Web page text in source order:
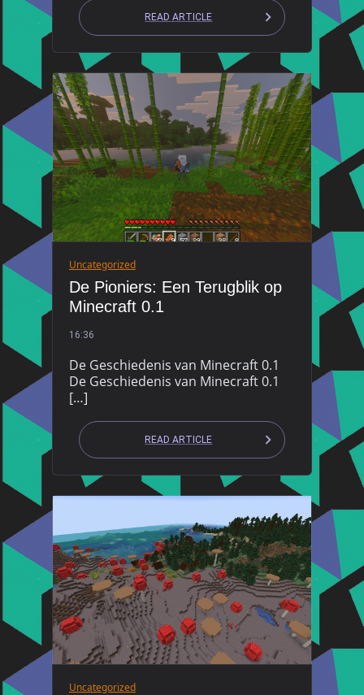
READ ARTICLE
Uncategorized
De Pioniers: Een Terugblik op
Minecraft 0.1
16:36
De Geschiedenis van Minecraft 0.1
De Geschiedenis van Minecraft 0.1
[…]
READ ARTICLE
Uncategorized